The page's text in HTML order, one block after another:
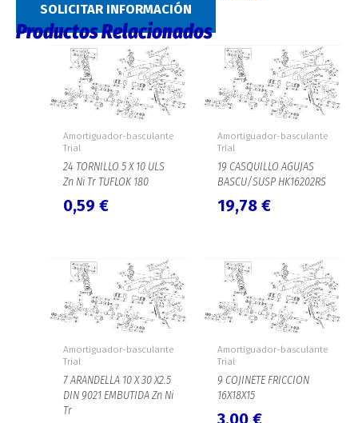
SOLICITAR INFORMACIÓN
Productos Relacionados
Amortiguador-basculante
Trial
24 TORNILLO 5 X 10 ULS
Zn Ni Tr TUFLOK 180
0,59 €
Amortiguador-basculante
Trial
19 CASQUILLO AGUJAS
BASCU/SUSP HK16202RS
19,78 €
Amortiguador-basculante
Trial
7 ARANDELLA 10 X 30 X2.5
DIN 9021 EMBUTIDA Zn Ni
Tr
Amortiguador-basculante
Trial
9 COJINETE FRICCION
16X18X15